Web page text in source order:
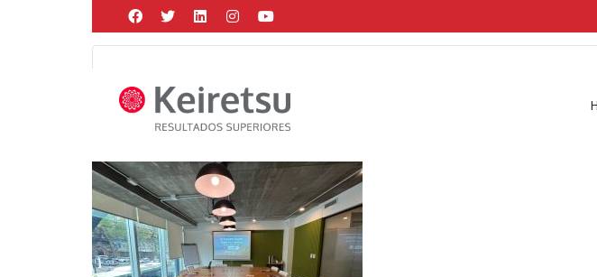
Help me Dante! I'm looking for newshirtsin a size
Posted by Martín Gonzalezonoctubre 12, 2023